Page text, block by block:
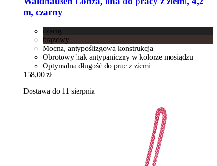
m, czarny
czarny
brązowy
Mocna, antypoślizgowa konstrukcja
Obrotowy hak antypaniczny w kolorze mosiądzu
Optymalna długość do prac z ziemi
158,00 zł
Dostawa do 11 sierpnia